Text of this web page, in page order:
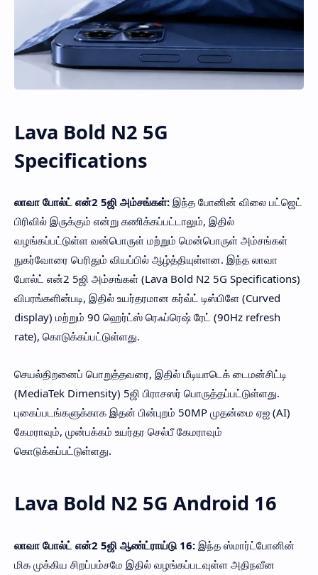
Lava Bold N2 5G
Specifications
லாவா போல்ட் என்2 5ஜி அம்சங்கள்: இந்த போனின் விலை பட்ஜெட்
பிரிவில் இருக்கும் என்று கணிக்கப்பட்டாலும், இதில்
வழங்கப்பட்டுள்ள வன்பொருள் மற்றும் மென்பொருள் அம்சங்கள்
நுகர்வோரை பெரிதும் வியப்பில் ஆழ்த்தியுள்ளன. இந்த லாவா
போல்ட் என்2 5ஜி அம்சங்கள் (Lava Bold N2 5G Specifications)
விபரங்களின்படி, இதில் உயர்தரமான கர்வ்ட் டிஸ்பிளே (Curved
display) மற்றும் 90 ஹெர்ட்ஸ் ரெஃப்ரெஷ் ரேட் (90Hz refresh
rate), கொடுக்கப்பட்டுள்ளது.
செயல்திறனைப் பொறுத்தவரை, இதில் மீடியாடெக் டைமன்சிட்டி
(MediaTek Dimensity) 5ஜி பிராசஸர் பொருத்தப்பட்டுள்ளது.
புகைப்படங்களுக்காக இதன் பின்புறம் 50MP முதன்மை ஏஐ (AI)
கேமராவும், முன்பக்கம் உயர்தர செல்பீ கேமராவும்
கொடுக்கப்பட்டுள்ளது.
Lava Bold N2 5G Android 16
லாவா போல்ட் என்2 5ஜி ஆண்ட்ராய்டு 16: இந்த ஸ்மார்ட்போனின்
மிக முக்கிய சிறப்பம்சமே இதில் வழங்கப்படவுள்ள அதிநவீன